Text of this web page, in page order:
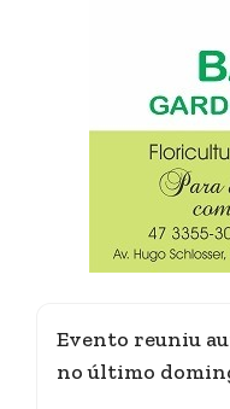
Evento reuniu
no último